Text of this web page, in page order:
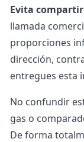
Evita
llamada
proporciones
dirección,
entregues esta
No confundir
gas o
De forma